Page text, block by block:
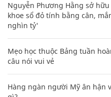
Nguyễn Phương Hằng sở
khoe sổ đỏ tính bằng cân,
nghìn tỷ'
Mẹo học thuộc Bảng tuần
câu nói vui vẻ
Hàng ngàn người Mỹ ân hận